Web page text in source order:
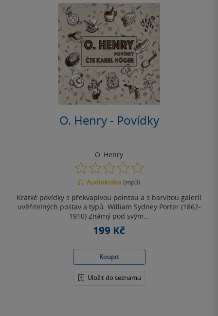
O. Henry - Povídky
O. Henry
0.0
z
5
Audiokniha (mp3)
Krátké povídky s překvapivou pointou a s barvitou galerií
uvěřitelných postav a typů. William Sydney Porter (1862-
1910) Známý pod svým...
199 Kč
Koupit
Uložit do seznamu